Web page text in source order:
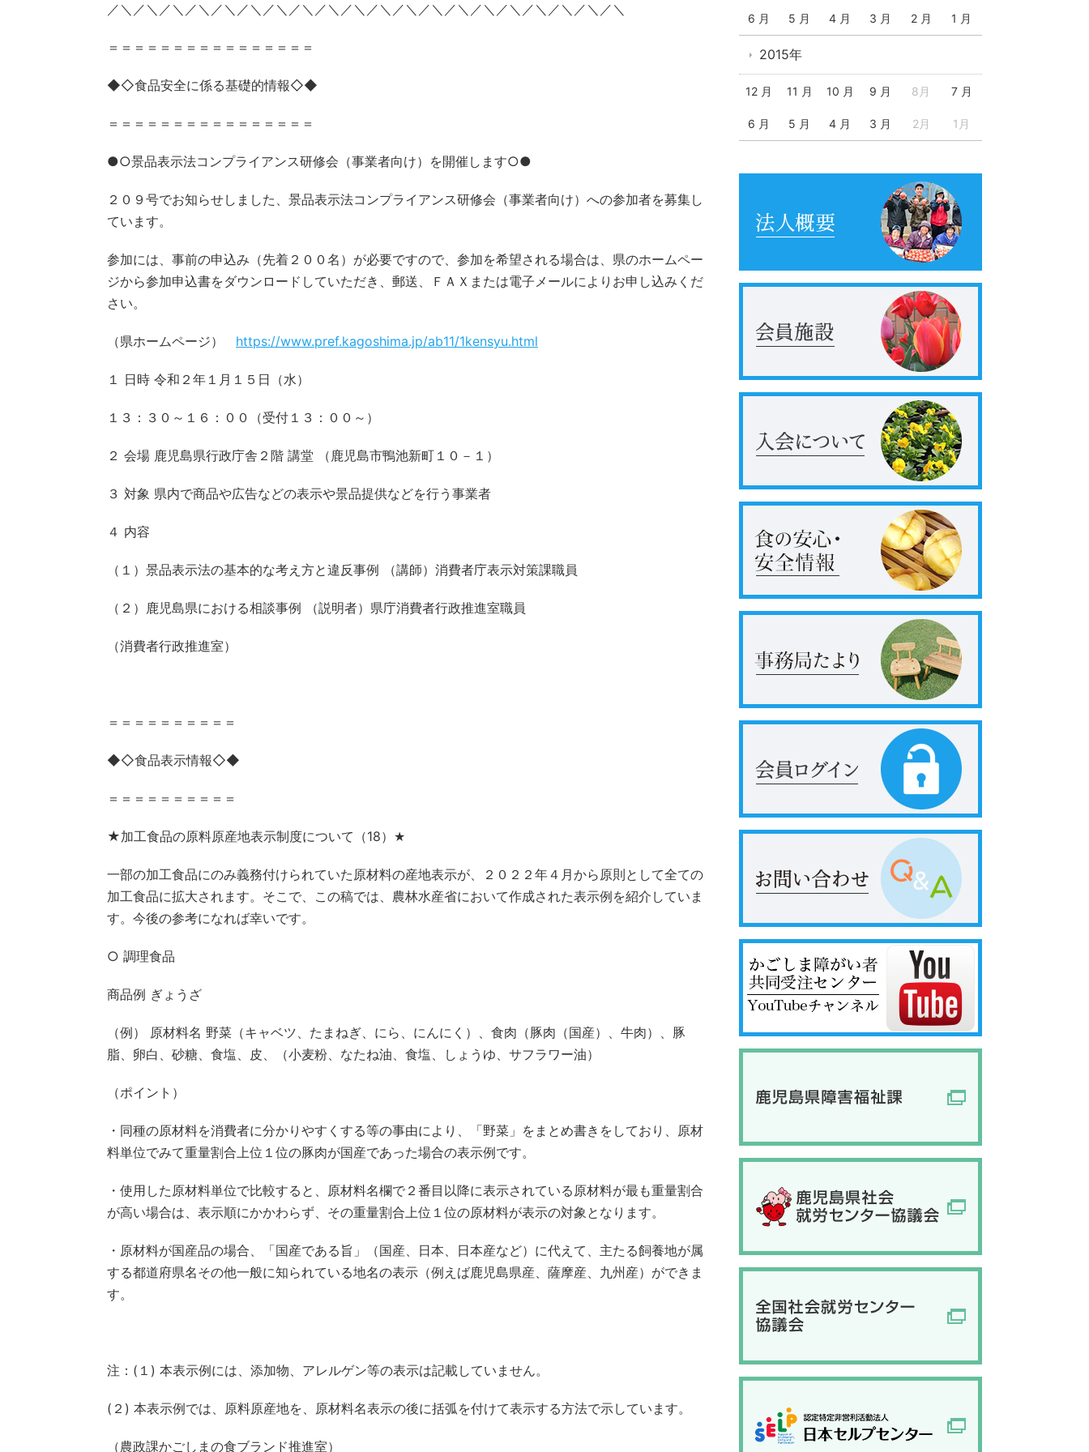
／＼／＼／＼／＼／＼／＼／＼／＼／＼／＼／＼／＼／＼／＼／＼／＼／＼／＼／＼／＼
＝＝＝＝＝＝＝＝＝＝＝＝＝＝＝＝
◆◇食品安全に係る基礎的情報◇◆
＝＝＝＝＝＝＝＝＝＝＝＝＝＝＝＝
●○景品表示法コンプライアンス研修会（事業者向け）を開催します○●
２０９号でお知らせしました、景品表示法コンプライアンス研修会（事業者向け）への参加者を募集し
ています。
参加には、事前の申込み（先着２００名）が必要ですので、参加を希望される場合は、県のホームペー
ジから参加申込書をダウンロードしていただき、郵送、ＦＡＸまたは電子メールによりお申し込みくだ
さい。
（県ホームページ） https://www.pref.kagoshima.jp/ab11/1kensyu.html
１ 日時 令和２年１月１５日（水）
１３：３０～１６：００（受付１３：００～）
２ 会場 鹿児島県行政庁舎２階 講堂 （鹿児島市鴨池新町１０－１）
３ 対象 県内で商品や広告などの表示や景品提供などを行う事業者
４ 内容
（１）景品表示法の基本的な考え方と違反事例 （講師）消費者庁表示対策課職員
（２）鹿児島県における相談事例 （説明者）県庁消費者行政推進室職員
（消費者行政推進室）
＝＝＝＝＝＝＝＝＝＝
◆◇食品表示情報◇◆
＝＝＝＝＝＝＝＝＝＝
★加工食品の原料原産地表示制度について（18） ★
一部の加工食品にのみ義務付けられていた原材料の産地表示が、２０２２年４月から原則として全ての
加工食品に拡大されます。そこで、この稿では、農林水産省において作成された表示例を紹介していま
す。今後の参考になれば幸いです。
○ 調理食品
商品例 ぎょうざ
（例） 原材料名 野菜（キャベツ、たまねぎ、にら、にんにく）、食肉（豚肉（国産）、牛肉）、豚
脂、卵白、砂糖、食塩、皮、（小麦粉、なたね油、食塩、しょうゆ、サフラワー油）
（ポイント）
・同種の原材料を消費者に分かりやすくする等の事由により、「野菜」をまとめ書きをしており、原材
料単位でみて重量割合上位１位の豚肉が国産であった場合の表示例です。
・使用した原材料単位で比較すると、原材料名欄で２番目以降に表示されている原材料が最も重量割合
が高い場合は、表示順にかかわらず、その重量割合上位１位の原材料が表示の対象となります。
・原材料が国産品の場合、「国産である旨」（国産、日本、日本産など）に代えて、主たる飼養地が属
する都道府県名その他一般に知られている地名の表示（例えば鹿児島県産、薩摩産、九州産）ができま
す。
注： ( １ ) 本表示例には、添加物、アレルゲン等の表示は記載していません。
( ２ ) 本表示例では、原料原産地を、原材料名表示の後に括弧を付けて表示する方法で示しています。
（農政課かごしまの食ブランド推進室）
6 月 5 月 4 月 3 月 2 月 1 月
2015年
12 月 11 月 10 月 9 月 8月 7 月
6 月 5 月 4 月 3 月 2月 1月